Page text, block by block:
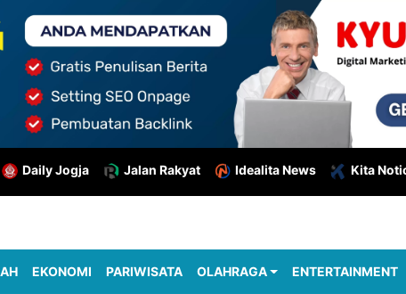
Daily Jogja Jalan Rakyat Idealita News Kita
EKONOMI PARIWISATA OLAHRAGA ENTERTAINMENT